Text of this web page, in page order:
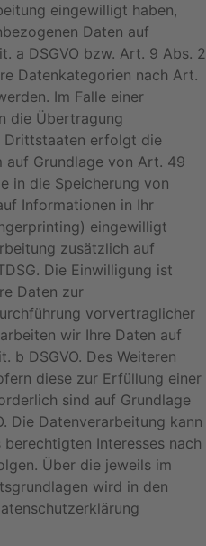
eingewilligt haben,
Daten auf
a DSGVO bzw. Art. 9 Abs. 2
Datenkategorien nach Art.
Im Falle einer
die Übertragung
Drittstaaten erfolgt die
auf Grundlage von Art. 49
in die Speicherung von
Informationen in Ihr
eingewilligt
zusätzlich auf
Die Einwilligung ist
Daten zur
vorvertraglicher
wir Ihre Daten auf
b DSGVO. Des Weiteren
diese zur Erfüllung einer
sind auf Grundlage
Die Datenverarbeitung kann
Interesses nach
Über die jeweils im
wird in den